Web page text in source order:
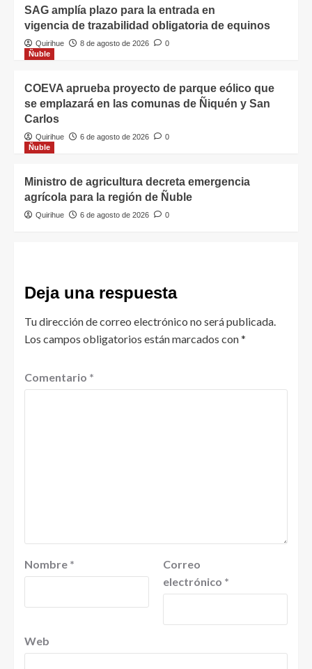
SAG amplía plazo para la entrada en
vigencia de trazabilidad obligatoria de equinos
Quirihue 8 de agosto de 2026
0
Ñuble
COEVA aprueba proyecto de parque eólico que
se emplazará en las comunas de Ñiquén y San
Carlos
Quirihue 6 de agosto de 2026
0
Ñuble
Ministro de agricultura decreta emergencia
agrícola para la región de Ñuble
Quirihue 6 de agosto de 2026 0
Deja una respuesta
Tu dirección de correo electrónico no será publicada.
Los campos obligatorios están marcados con*
Comentario *
Nombre *
Correo
electrónico *
Web